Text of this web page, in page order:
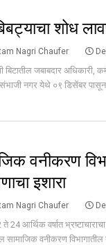
शोध
Nagri Chaufer
बिटातील जबाबदार अधिकारी,
नगर येथे ०९ डिसेंबर
वनीकरण
इशारा
Nagri Chaufer
ते 24 आर्थिक वर्षात
सामाजिक वनीकरण विभागातील